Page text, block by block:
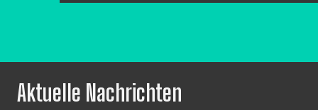
Aktuelle Nachrichten